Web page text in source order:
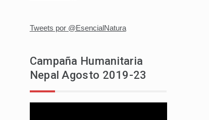
Tweets por @EsencialNatura
Campaña Humanitaria
Nepal Agosto 2019-23